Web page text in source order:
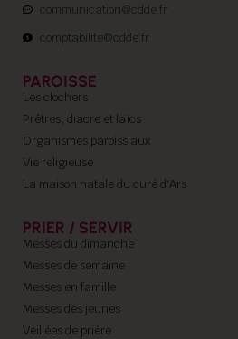
communication@cdde.fr
comptabilite@cdde.fr
PAROISSE
Les clochers
Prêtres, diacre et laïcs
Organismes paroissiaux
Vie religieuse
La maison natale du curé d'Ars
PRIER / SERVIR
Messes du dimanche
Messes de semaine
Messes en famille
Messes des jeunes
Veillées de prière